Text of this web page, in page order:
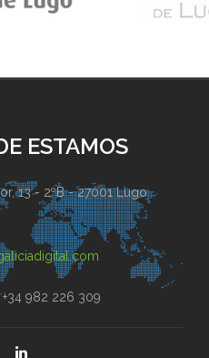
ESTAMOS
13 - 2ºB - 27001 Lugo
982 226 309